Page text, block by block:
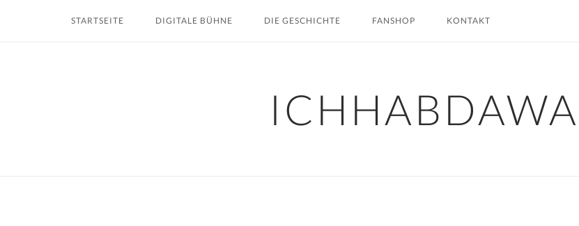
STARTSEITE DIGITALE BÜHNE DIE GESCHICHTE FANSHOP KONTAKT